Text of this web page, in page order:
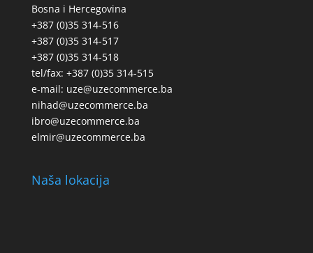
Bosna i Hercegovina
+387 (0)35 314-516
+387 (0)35 314-517
+387 (0)35 314-518
tel/fax: +387 (0)35 314-515
e-mail: uze@uzecommerce.ba
nihad@uzecommerce.ba
ibro@uzecommerce.ba
elmir@uzecommerce.ba
Naša lokacija